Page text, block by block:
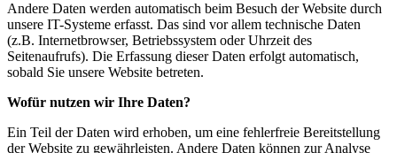
Andere Daten werden automatisch beim Besuch der Website durch
unsere IT-Systeme erfasst. Das sind vor allem technische Daten
(z.B. Internetbrowser, Betriebssystem oder Uhrzeit des
Seitenaufrufs). Die Erfassung dieser Daten erfolgt automatisch,
sobald Sie unsere Website betreten.
Wofür nutzen wir Ihre Daten?
Ein Teil der Daten wird erhoben, um eine fehlerfreie Bereitstellung
der Website zu gewährleisten. Andere Daten können zur Analyse